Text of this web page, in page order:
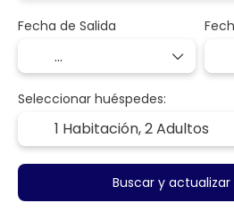
Fecha de Salida
Seleccionar huéspedes:
1 Habitación,2 Adultos
Buscar y